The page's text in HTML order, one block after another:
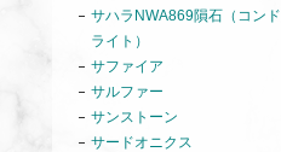
サハラNWA869隕石（コンド
ライト）
サファイア
サルファー
サンストーン
サードオニクス